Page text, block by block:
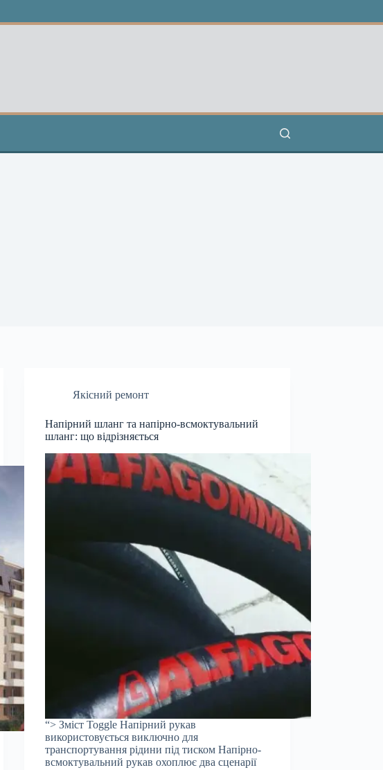
Якісний ремонт
Напірний шланг та напірно-всмоктувальний
шланг: що відрізняється
“> Зміст Toggle Напірний рукав
використовується виключно для
транспортування рідини під тиском Напірно-
всмоктувальний рукав охоплює два сценарії